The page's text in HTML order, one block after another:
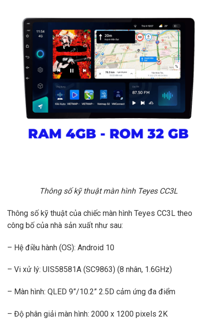
Thông số kỹ thuật màn hình Teyes CC3L
Thông số kỹ thuật của chiếc màn hình Teyes CC3L theo
công bố của nhà sản xuất như sau:
– Hệ điều hành (OS): Android 10
– Vi xử lý: UIS58581A (SC9863) (8 nhân, 1.6GHz)
– Màn hình: QLED 9”/10.2” 2.5D cảm ứng đa điểm
– Độ phân giải màn hình: 2000 x 1200 pixels 2K